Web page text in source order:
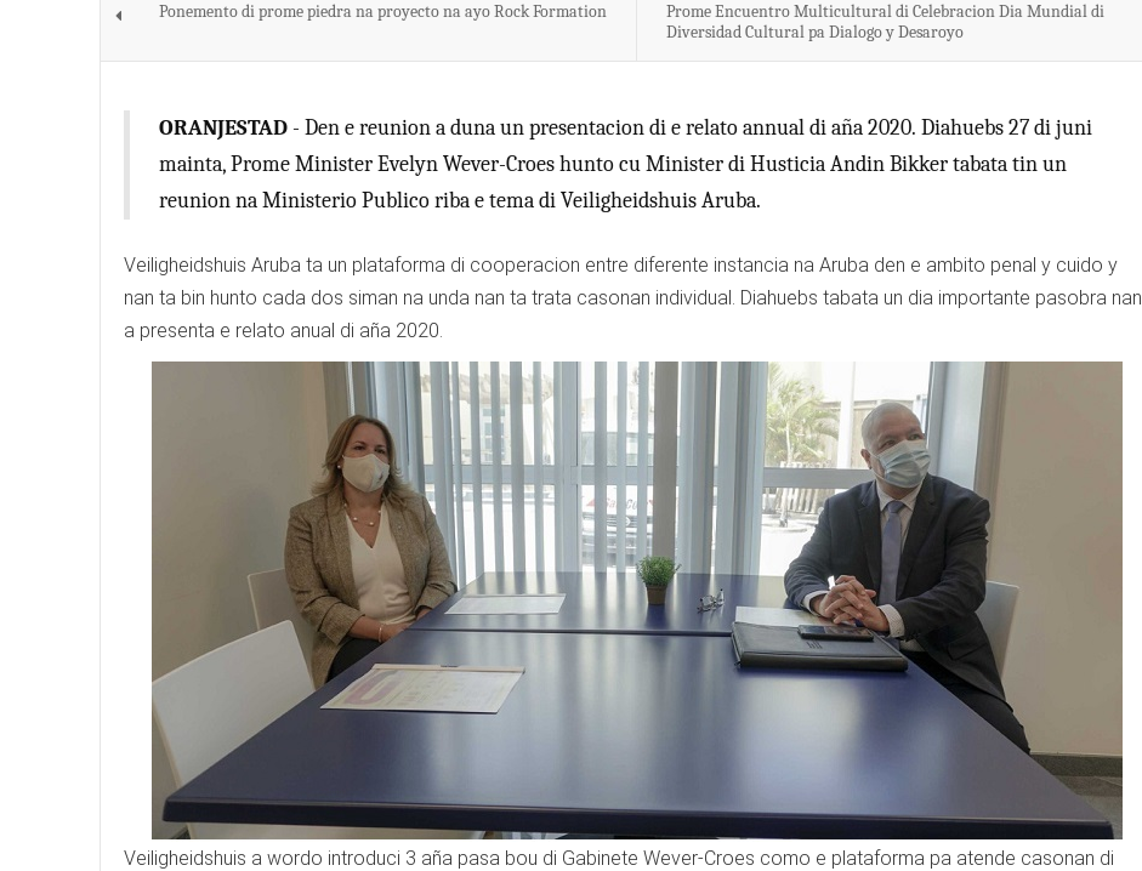
Ponemento di prome piedra na proyecto na ayo Rock Formation
Prome Encuentro Multicultural di Celebracion Dia Mundial di
Diversidad Cultural pa Dialogo y Desaroyo
ORANJESTAD - Den e reunion a duna un presentacion di e relato annual di aña 2020. Diahuebs 27 di juni
mainta, Prome Minister Evelyn Wever-Croes hunto cu Minister di Husticia Andin Bikker tabata tin un
reunion na Ministerio Publico riba e tema di Veiligheidshuis Aruba.
Veiligheidshuis Aruba ta un plataforma di cooperacion entre diferente instancia na Aruba den e ambito penal y cuido y
nan ta bin hunto cada dos siman na unda nan ta trata casonan individual. Diahuebs tabata un dia importante pasobra nan
a presenta e relato anual di aña 2020.
Veiligheidshuis a wordo introduci 3 aña pasa bou di Gabinete Wever-Croes como e plataforma pa atende casonan di